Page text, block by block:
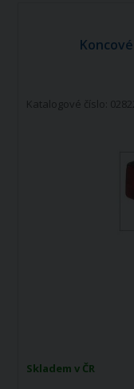
Katalogové číslo: 02822
Skladem v ČR